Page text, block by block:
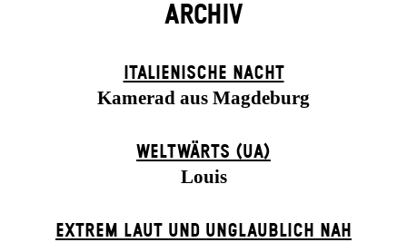
ARCHIV
ITALIENISCHE NACHT
Kamerad aus Magdeburg
WELTWÄRTS (UA)
Louis
EXTREM LAUT UND UNGLAUBLICH NAH